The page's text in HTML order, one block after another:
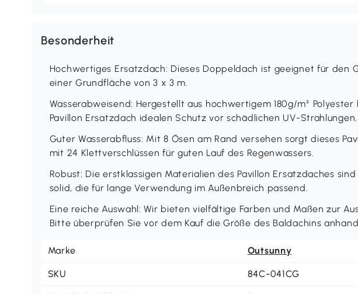
Besonderheit
Hochwertiges Ersatzdach: Dieses Doppeldach ist geeignet für den
einer Grundfläche von 3 x 3 m.
Wasserabweisend: Hergestellt aus hochwertigem 180g/m²
Pavillon Ersatzdach idealen Schutz vor schädlichen UV-Strahlungen.
Guter Wasserabfluss: Mit 8 Ösen am Rand versehen sorgt dieses
mit 24 Klettverschlüssen für guten Lauf des Regenwassers.
Robust: Die erstklassigen Materialien des Pavillon Ersatzdaches
solid, die für lange Verwendung im Außenbreich passend.
Eine reiche Auswahl: Wir bieten vielfältige Farben und Maßen zur
Bitte überprüfen Sie vor dem Kauf die Größe des Baldachins anhand
Marke Outsunny
SKU 84C-041CG